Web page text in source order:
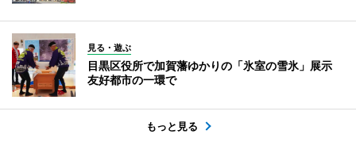
見る・遊ぶ
目黒区役所で加賀藩ゆかりの「氷室の雪氷」展示
友好都市の一環で
もっと見る